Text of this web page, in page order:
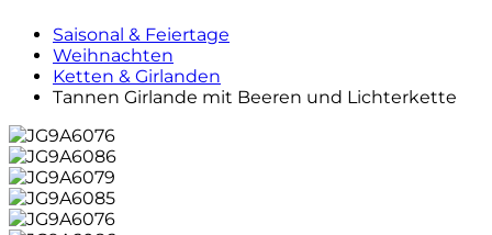
Saisonal & Feiertage
Weihnachten
Ketten & Girlanden
Tannen Girlande mit Beeren und Lichterkette